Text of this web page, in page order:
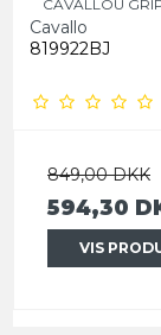
CAVALLOU
Cavallo
819922BJ
849,00 DKK
594,30
VIS